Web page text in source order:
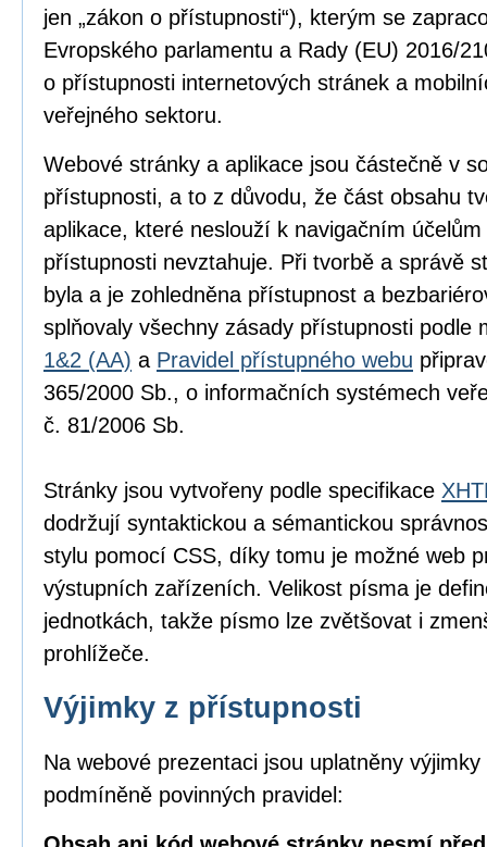
jen „zákon o přístupnosti“), kterým se
Evropského parlamentu a Rady (EU) 2016/
o přístupnosti internetových stránek a
veřejného sektoru.
Webové stránky a aplikace jsou částečně v
přístupnosti, a to z důvodu, že část obsahu
aplikace, které neslouží k navigačním
přístupnosti nevztahuje. Při tvorbě a správě
byla a je zohledněna přístupnost a
splňovaly všechny zásady přístupnosti podle
1&2 (AA) a Pravidel přístupného webu
365/2000 Sb., o informačních systémech
č. 81/2006 Sb.
Stránky jsou vytvořeny podle specifikace
dodržují syntaktickou a sémantickou
stylu pomocí CSS, díky tomu je možné web
výstupních zařízeních. Velikost písma je
jednotkách, takže písmo lze zvětšovat i
prohlížeče.
Výjimky z přístupnosti
Na webové prezentaci jsou uplatněny
podmíněně povinných pravidel: